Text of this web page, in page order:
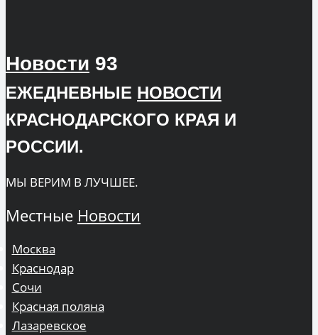
Новости 93
ЕЖЕДНЕВНЫЕ НОВОСТИ
КРАСНОДАРСКОГО КРАЯ И
РОССИИ.
МЫ ВЕРИМ В ЛУЧШЕЕ.
Местные Новости
Москва
Краснодар
Сочи
Красная поляна
Лазаревское